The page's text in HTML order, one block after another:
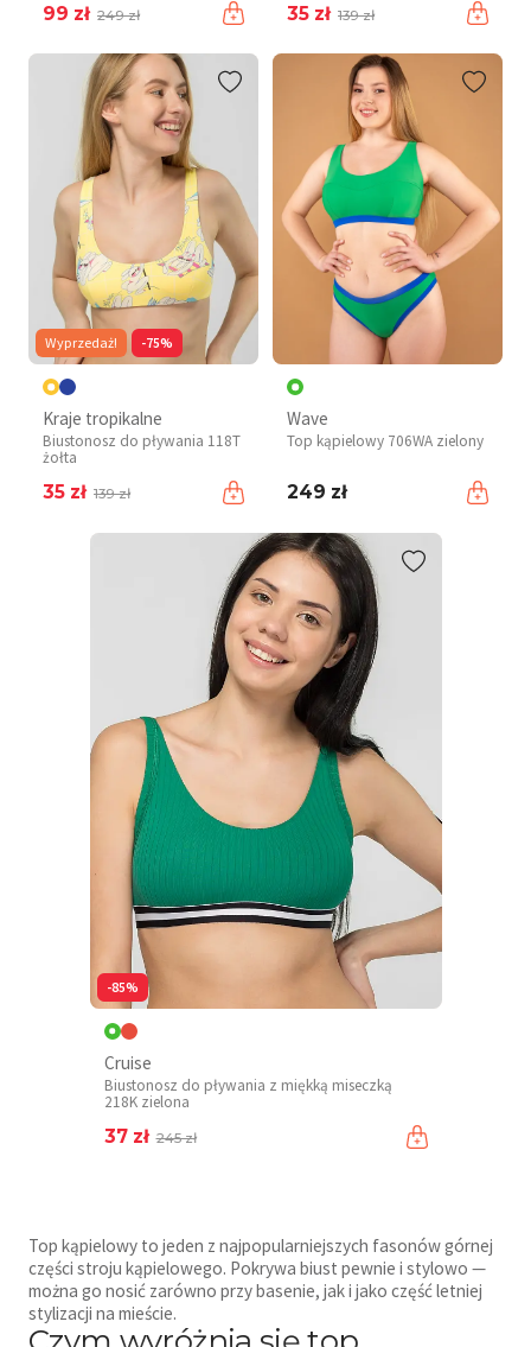
99 zł 249 zł 35 zł 139 zł
Wyprzedaż! -75%
Kraje tropikalne
Biustonosz do pływania 118T
żołta
35 zł 139 zł
Wave
Top kąpielowy 706WA zielony
249 zł
-85%
Cruise
Biustonosz do pływania z miękką miseczką
218K zielona
37 zł 245 zł
Top kąpielowy to jeden z najpopularniejszych fasonów górnej
części stroju kąpielowego. Pokrywa biust pewnie i stylowo —
można go nosić zarówno przy basenie, jak i jako część letniej
stylizacji na mieście.